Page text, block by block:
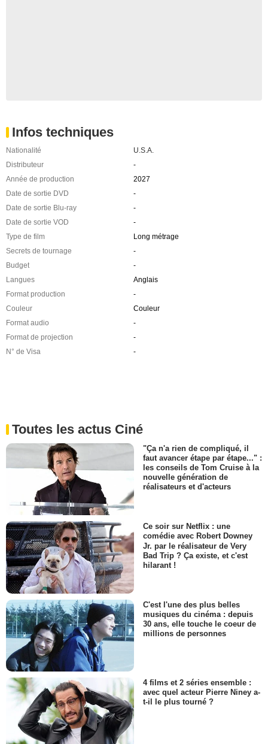
Infos techniques
Nationalité
U.S.A.
Distributeur
-
Année de production
2027
Date de sortie DVD
-
Date de sortie Blu-ray
-
Date de sortie VOD
-
Type de film
Long métrage
Secrets de tournage
-
Budget
-
Langues
Anglais
Format production
-
Couleur
Couleur
Format audio
-
Format de projection
-
N° de Visa
-
Toutes les actus Ciné
"Ça n'a rien de compliqué, il
faut avancer étape par étape..." :
les conseils de Tom Cruise à la
nouvelle génération de
réalisateurs et d'acteurs
Ce soir sur Netflix : une
comédie avec Robert Downey
Jr. par le réalisateur de Very
Bad Trip ? Ça existe, et c'est
hilarant !
C'est l'une des plus belles
musiques du cinéma : depuis
30 ans, elle touche le coeur de
millions de personnes
4 films et 2 séries ensemble :
avec quel acteur Pierre Niney a-
t-il le plus tourné ?